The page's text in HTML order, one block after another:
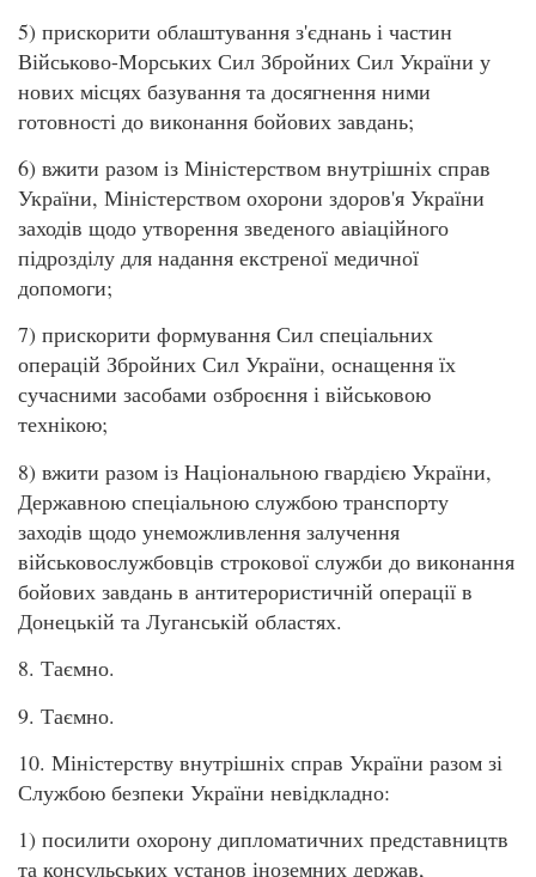
5) прискорити облаштування з'єднань і частин
Військово-Морських Сил Збройних Сил України у
нових місцях базування та досягнення ними
готовності до виконання бойових завдань;
6) вжити разом із Міністерством внутрішніх справ
України, Міністерством охорони здоров'я України
заходів щодо утворення зведеного авіаційного
підрозділу для надання екстреної медичної
допомоги;
7) прискорити формування Сил спеціальних
операцій Збройних Сил України, оснащення їх
сучасними засобами озброєння і військовою
технікою;
8) вжити разом із Національною гвардією України,
Державною спеціальною службою транспорту
заходів щодо унеможливлення залучення
військовослужбовців строкової служби до виконання
бойових завдань в антитерористичній операції в
Донецькій та Луганській областях.
8. Таємно.
9. Таємно.
10. Міністерству внутрішніх справ України разом зі
Службою безпеки України невідкладно:
1) посилити охорону дипломатичних представництв
та консульських установ іноземних держав,